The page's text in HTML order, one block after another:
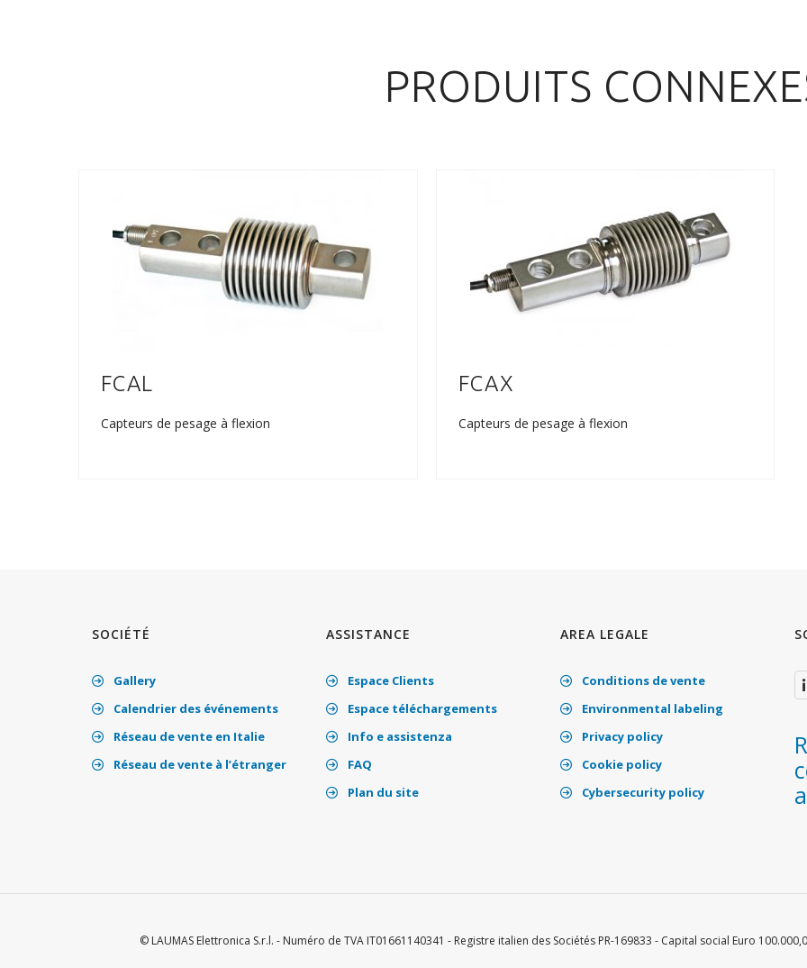
PRODUITS
FCAL
Capteurs de pesage à flexion
FCAX
Capteurs de pesage à flexion
SOCIÉTÉ
Gallery
Calendrier des événements
Réseau de vente en Italie
Réseau de vente à l’étranger
ASSISTANCE
Espace Clients
Espace téléchargements
Info e assistenza
FAQ
Plan du site
AREA LEGALE
Conditions de vente
Environmental labeling
Privacy policy
Cookie policy
Cybersecurity policy
© LAUMAS Elettronica S.r.l. - Numéro de TVA IT01661140341 - Registre italien des Sociétés PR-169833 - Capital social Euro